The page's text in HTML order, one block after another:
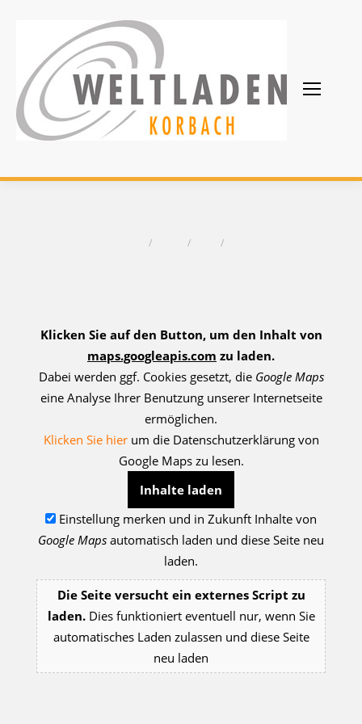
Sie befinden sich hier:
Klicken Sie auf den Button, um den Inhalt von
maps.googleapis.com zu laden.
Dabei werden ggf. Cookies gesetzt, die Google Maps
eine Analyse Ihrer Benutzung unserer Internetseite
ermöglichen.
Klicken Sie hierum die Datenschutzerklärung von
Google Maps zu lesen.
Inhalte laden
Einstellung merken und in Zukunft Inhalte von
Google Maps automatisch laden und diese Seite neu
laden.
Die Seite versucht ein externes Script zu
laden.Dies funktioniert eventuell nur, wenn Sie
automatisches Laden zulassen und diese Seite
neu laden